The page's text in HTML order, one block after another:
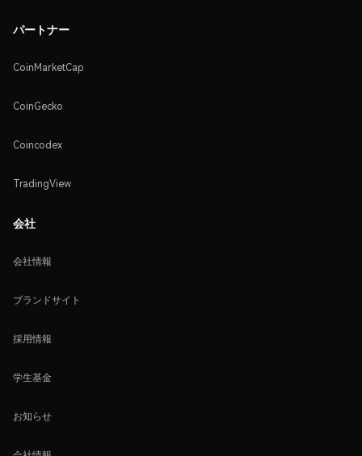
パートナー
CoinMarketCap
CoinGecko
Coincodex
TradingView
会社
会社情報
ブランドサイト
採用情報
学生基金
お知らせ